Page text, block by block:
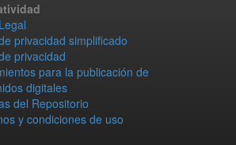
privacidad simplificado
privacidad
para la publicación de
digitales
del Repositorio
y condiciones de uso